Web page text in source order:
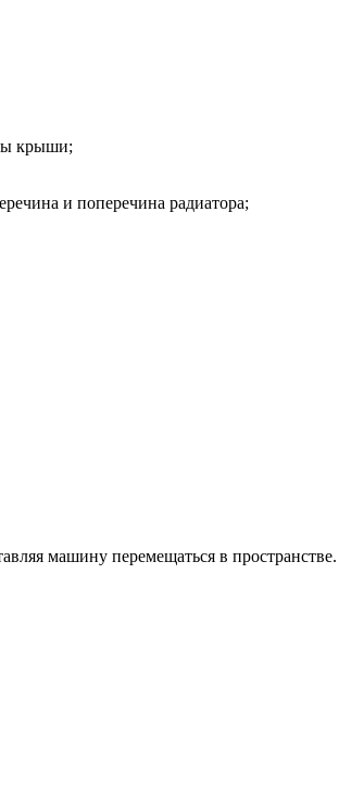
крыши;
и поперечина радиатора;
машину перемещаться в пространстве.